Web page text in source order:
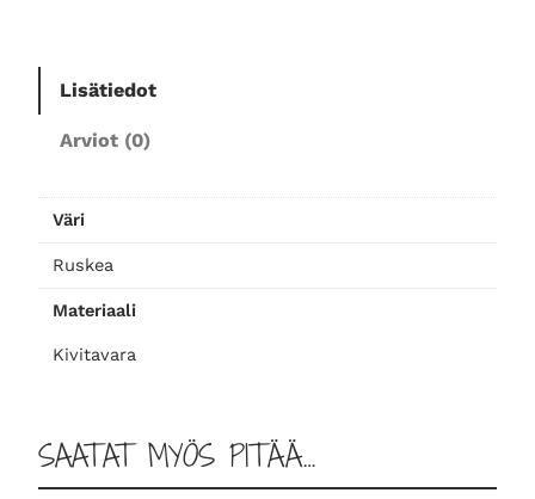
w
u
2
-
Lisätiedot
Arviot (0)
Väri
Ruskea
Materiaali
Kivitavara
SAATAT MYÖS PITÄÄ…